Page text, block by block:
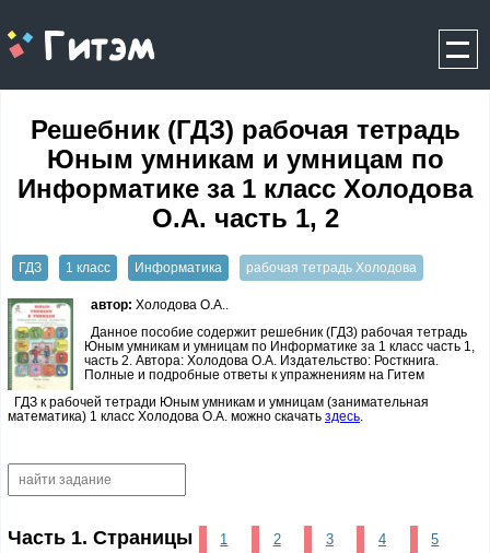
gitem.me
Решебник (ГДЗ) рабочая тетрадь
Юным умникам и умницам по
Информатике за 1 класс Холодова
О.А. часть 1, 2
ГДЗ 1 класс Информатика рабочая тетрадь Холодова
автор: Холодова О.А..
Данное пособие содержит решебник (ГДЗ) рабочая тетрадь
Юным умникам и умницам по Информатике за 1 класс часть 1,
часть 2. Автора: Холодова О.А. Издательство: Росткнига.
Полные и подробные ответы к упражнениям на Гитем
ГДЗ к рабочей тетради Юным умникам и умницам (занимательная
математика) 1 класс Холодова О.А. можно скачать здесь
Часть 1. Страницы 1 2 3 4 5